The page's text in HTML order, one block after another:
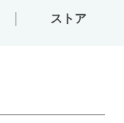
ストア